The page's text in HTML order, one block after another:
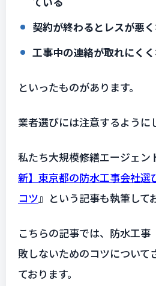
契約が終わるとレスが悪
工事中の連絡が取れにく
といったものがあります。
業者選びには注意するように
私たち大規模修繕エージェン
新】東京都の防水工事会社選
コツ』という記事も執筆して
こちらの記事では、防水工
敗しないためのコツについて
ております。